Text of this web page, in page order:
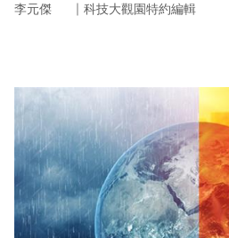
李元傑 ｜ 科技大觀園特約編輯